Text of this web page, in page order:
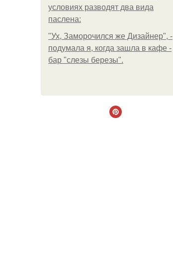
условиях разводят два вида
паслена:
"Ух, Заморочился же Дизайнер", -
подумала я, когда зашла в кафе -
бар "слезы березы".